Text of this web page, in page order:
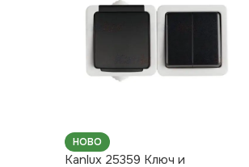
НОВО
Kanlux 25359 Ключ и